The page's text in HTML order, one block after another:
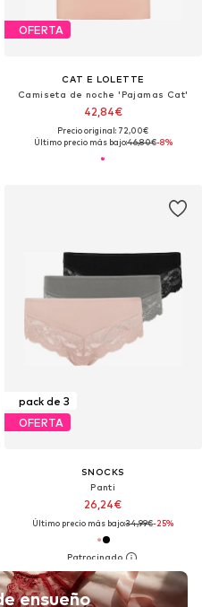
OFERTA
CAT E LOLETTE
Camiseta de noche 'Pajamas Cat'
42,84€
Precio original: 72,00€
Último precio más bajo:46,80€-8%
ensueño
pack de 3
OFERTA
SNOCKS
Panti
26,24€
Último precio más bajo:34,99€-25%